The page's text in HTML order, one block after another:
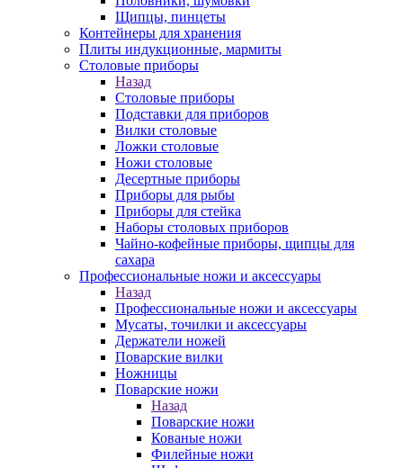
Щипцы, пинцеты
Контейнеры для хранения
Плиты индукционные, мармиты
Столовые приборы
Назад
Столовые приборы
Подставки для приборов
Вилки столовые
Ложки столовые
Ножи столовые
Десертные приборы
Приборы для рыбы
Приборы для стейка
Наборы столовых приборов
Чайно-кофейные приборы, щипцы для
сахара
Профессиональные ножи и аксессуары
Назад
Профессиональные ножи и аксессуары
Мусаты, точилки и аксессуары
Держатели ножей
Поварские вилки
Ножницы
Поварские ножи
Назад
Поварские ножи
Кованые ножи
Филейные ножи